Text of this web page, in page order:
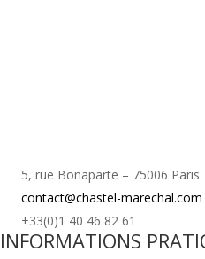
5, rue Bonaparte – 75006 Paris
contact@chastel-marechal.com
+33(0)1 40 46 82 61
INFORMATIONS